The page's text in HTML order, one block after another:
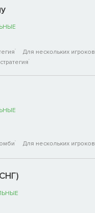
Для нескольких игроков
Для нескольких игроков